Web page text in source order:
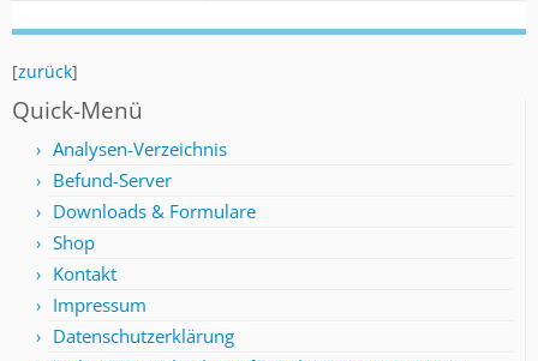
[zurück]
Quick-Menü
Analysen-Verzeichnis
Befund-Server
Downloads & Formulare
Shop
Kontakt
Impressum
Datenschutzerklärung